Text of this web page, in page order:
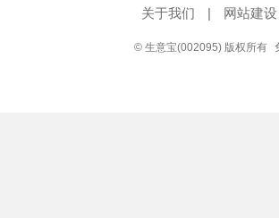
关于我们 | 网站建设
© 生意宝(002095) 版权所有